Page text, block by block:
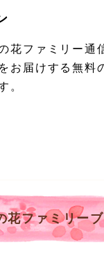
花ファミリー通
お届けする無料
。
花ファミリー